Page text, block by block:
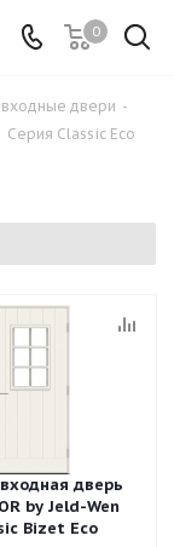
0
двери -
Серия Classic Eco
дверь
by Jeld-Wen
Bizet Eco